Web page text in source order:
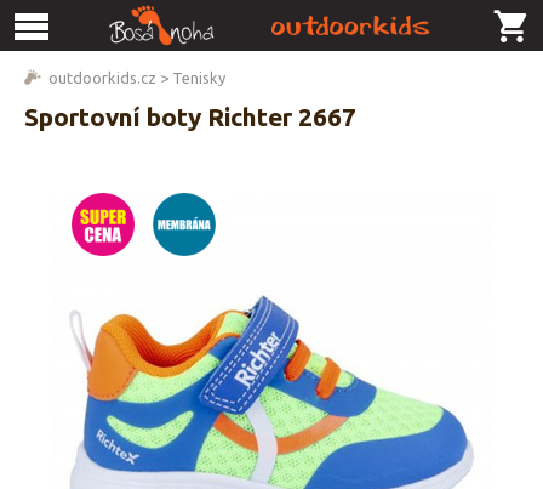
outdoorkids.cz > Tenisky
Sportovní boty Richter 2667